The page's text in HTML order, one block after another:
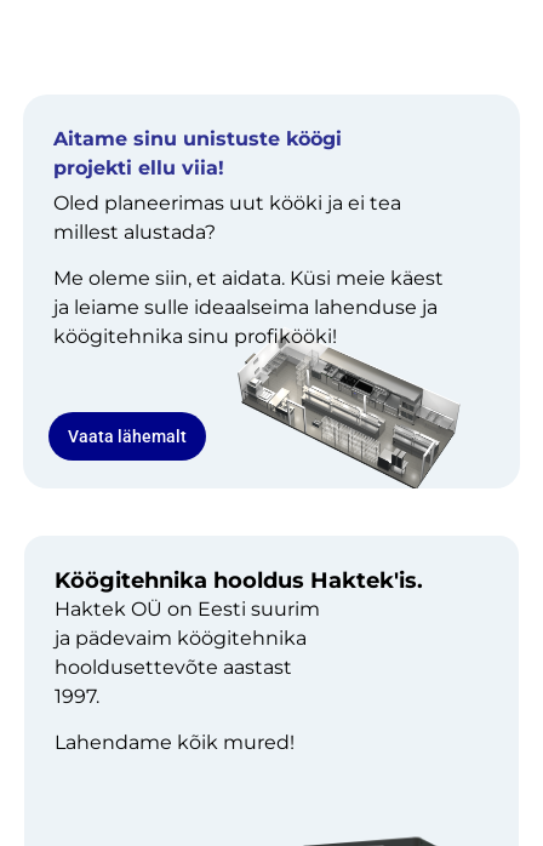
Aitame sinu unistuste köögi
projekti ellu viia!
Oled planeerimas uut kööki ja ei tea
millest alustada?
Me oleme siin, et aidata. Küsi meie käest
ja leiame sulle ideaalseima lahenduse ja
köögitehnika sinu profikööki!
Vaata lähemalt
Köögitehnika hooldus Haktek'is.
Haktek OÜ on Eesti suurim
ja pädevaim köögitehnika
hooldusettevõte aastast
1997.
Lahendame kõik mured!